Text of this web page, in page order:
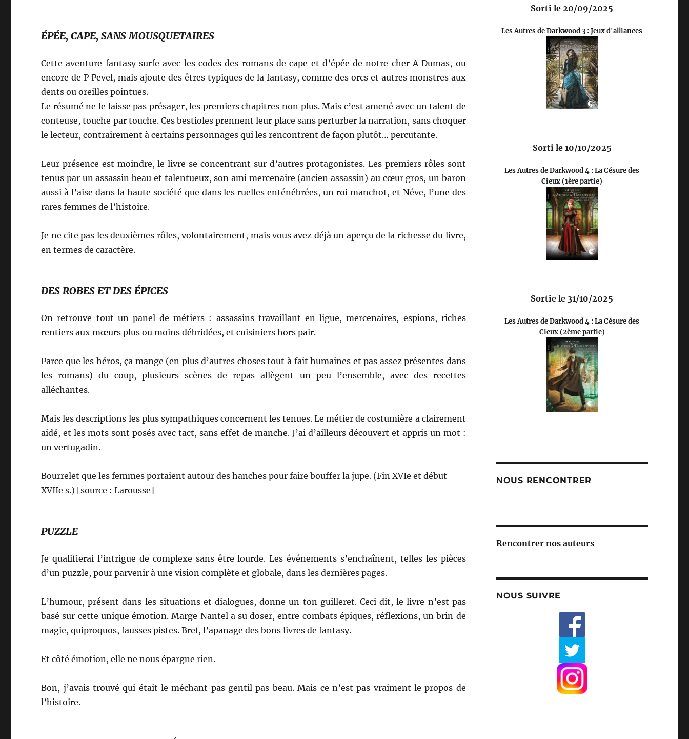
ÉPÉE, CAPE, SANS MOUSQUETAIRES
Cette aventure fantasy surfe avec les codes des romans de cape et d’épée de notre cher A Dumas, ou
encore de P Pevel, mais ajoute des êtres typiques de la fantasy, comme des orcs et autres monstres aux
dents ou oreilles pointues.
Le résumé ne le laisse pas présager, les premiers chapitres non plus. Mais c’est amené avec un talent de
conteuse, touche par touche. Ces bestioles prennent leur place sans perturber la narration, sans choquer
le lecteur, contrairement à certains personnages qui les rencontrent de façon plutôt… percutante.
Leur présence est moindre, le livre se concentrant sur d’autres protagonistes. Les premiers rôles sont
tenus par un assassin beau et talentueux, son ami mercenaire (ancien assassin) au cœur gros, un baron
aussi à l’aise dans la haute société que dans les ruelles enténébrées, un roi manchot, et Néve, l’une des
rares femmes de l’histoire.
Je ne cite pas les deuxièmes rôles, volontairement, mais vous avez déjà un aperçu de la richesse du livre,
en termes de caractère.
DES ROBES ET DES ÉPICES
On retrouve tout un panel de métiers : assassins travaillant en ligue, mercenaires, espions, riches
rentiers aux mœurs plus ou moins débridées, et cuisiniers hors pair.
Parce que les héros, ça mange (en plus d’autres choses tout à fait humaines et pas assez présentes dans
les romans) du coup, plusieurs scènes de repas allègent un peu l’ensemble, avec des recettes
alléchantes.
Mais les descriptions les plus sympathiques concernent les tenues. Le métier de costumière a clairement
aidé, et les mots sont posés avec tact, sans effet de manche. J’ai d’ailleurs découvert et appris un mot :
un vertugadin.
Bourrelet que les femmes portaient autour des hanches pour faire bouffer la jupe. (Fin XVIe et début
XVIIe s.) [source : Larousse]
PUZZLE
Je qualifierai l’intrigue de complexe sans être lourde. Les événements s’enchaînent, telles les pièces
d’un puzzle, pour parvenir à une vision complète et globale, dans les dernières pages.
L’humour, présent dans les situations et dialogues, donne un ton guilleret. Ceci dit, le livre n’est pas
basé sur cette unique émotion. Marge Nantel a su doser, entre combats épiques, réflexions, un brin de
magie, quiproquos, fausses pistes. Bref, l’apanage des bons livres de fantasy.
Et côté émotion, elle ne nous épargne rien.
Bon, j’avais trouvé qui était le méchant pas gentil pas beau. Mais ce n’est pas vraiment le propos de
l’histoire.
Sorti le 20/09/2025
Les Autres de Darkwood 3 : Jeux d'alliances
Sorti le 10/10/2025
Les Autres de Darkwood 4 : La Césure des
Cieux (1ère partie)
Sortie le 31/10/2025
Les Autres de Darkwood 4 : La Césure des
Cieux (2ème partie)
NOUS RENCONTRER
Rencontrer nos auteurs
NOUS SUIVRE